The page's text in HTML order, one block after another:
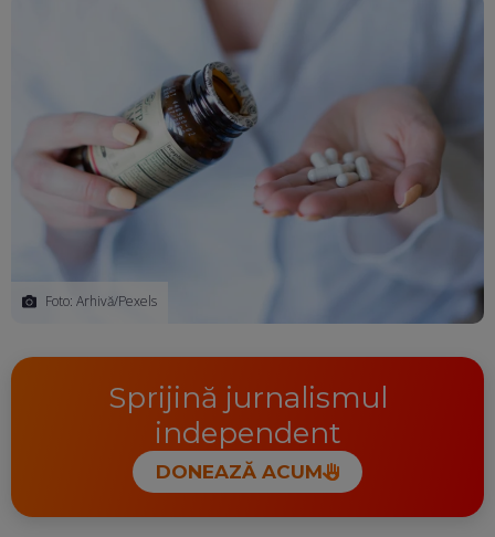
Foto: Arhivă/Pexels
Sprijină jurnalismul
independent
DONEAZĂ ACUM